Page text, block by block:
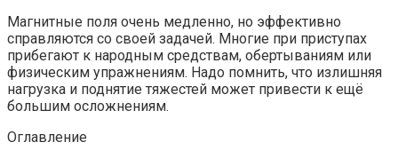
Магнитные поля очень медленно, но эффективно
справляются со своей задачей. Многие при приступах
прибегают к народным средствам, обертываниям или
физическим упражнениям. Надо помнить, что излишняя
нагрузка и поднятие тяжестей может привести к ещё
большим осложнениям.
Оглавление